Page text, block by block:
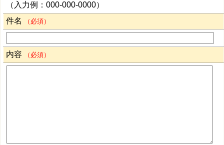
（入力例：000-000-0000）
件名
（必須）
内容 （必須）